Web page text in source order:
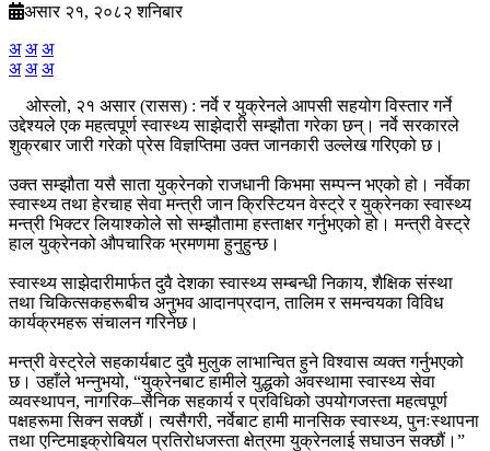
असार २१, २०८२ शनिबार
अ अ अ
अ अ अ
ओस्लो, २१ असार (रासस) : नर्वे र युक्रेनले आपसी सहयोग विस्तार गर्ने
उद्देश्यले एक महत्वपूर्ण स्वास्थ्य साझेदारी सम्झौता गरेका छन्। नर्वे सरकारले
शुक्रबार जारी गरेको प्रेस विज्ञप्तिमा उक्त जानकारी उल्लेख गरिएको छ।
उक्त सम्झौता यसै साता युक्रेनको राजधानी किभमा सम्पन्न भएको हो। नर्वेका
स्वास्थ्य तथा हेरचाह सेवा मन्त्री जान क्रिस्टियन वेस्ट्रे र युक्रेनका स्वास्थ्य
मन्त्री भिक्टर लियाश्कोले सो सम्झौतामा हस्ताक्षर गर्नुभएको हो। मन्त्री वेस्ट्रे
हाल युक्रेनको औपचारिक भ्रमणमा हुनुहुन्छ।
स्वास्थ्य साझेदारीमार्फत दुवै देशका स्वास्थ्य सम्बन्धी निकाय, शैक्षिक संस्था
तथा चिकित्सकहरूबीच अनुभव आदानप्रदान, तालिम र समन्वयका विविध
कार्यक्रमहरू संचालन गरिनेछ।
मन्त्री वेस्ट्रेले सहकार्यबाट दुवै मुलुक लाभान्वित हुने विश्वास व्यक्त गर्नुभएको
छ। उहाँले भन्नुभयो, “युक्रेनबाट हामीले युद्धको अवस्थामा स्वास्थ्य सेवा
व्यवस्थापन, नागरिक–सैनिक सहकार्य र प्रविधिको उपयोगजस्ता महत्वपूर्ण
पक्षहरूमा सिक्न सक्छौं। त्यसैगरी, नर्वेबाट हामी मानसिक स्वास्थ्य, पुनःस्थापना
तथा एन्टिमाइक्रोबियल प्रतिरोधजस्ता क्षेत्रमा युक्रेनलाई सघाउन सक्छौं।”